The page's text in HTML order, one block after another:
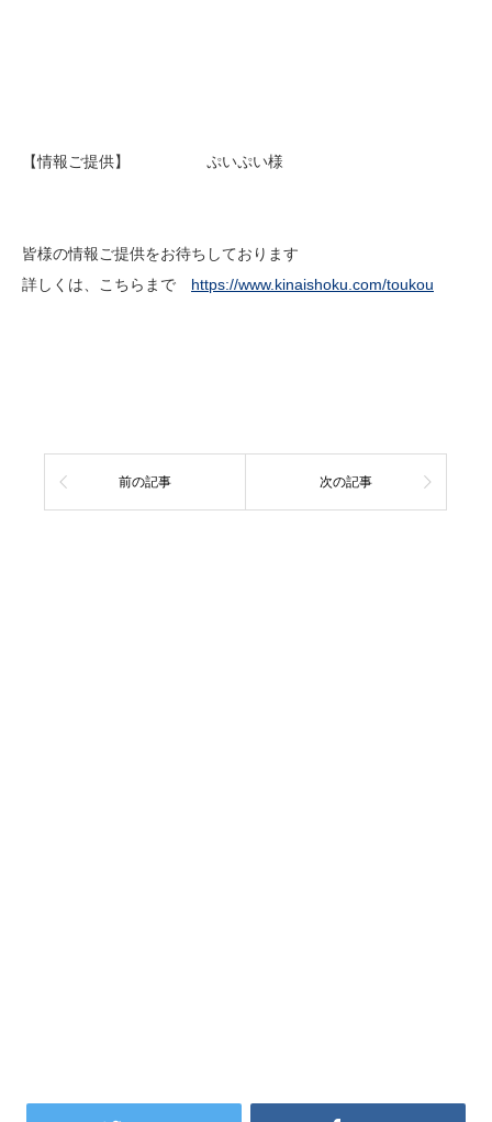
【情報ご提供】 ぷいぷい様
皆様の情報ご提供をお待ちしております
詳しくは、こちらまで https://www.kinaishoku.com/toukou
前の記事 次の記事